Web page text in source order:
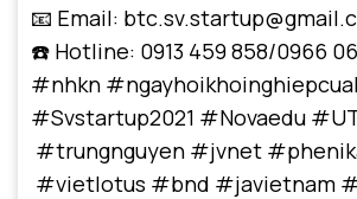
📧 Email:
☎️ Hotline: 0913 459 858/0966
#nhkn
#Svstartup2021 #Novaedu
#trungnguyen #jvnet
#vietlotus #bnd #javietnam